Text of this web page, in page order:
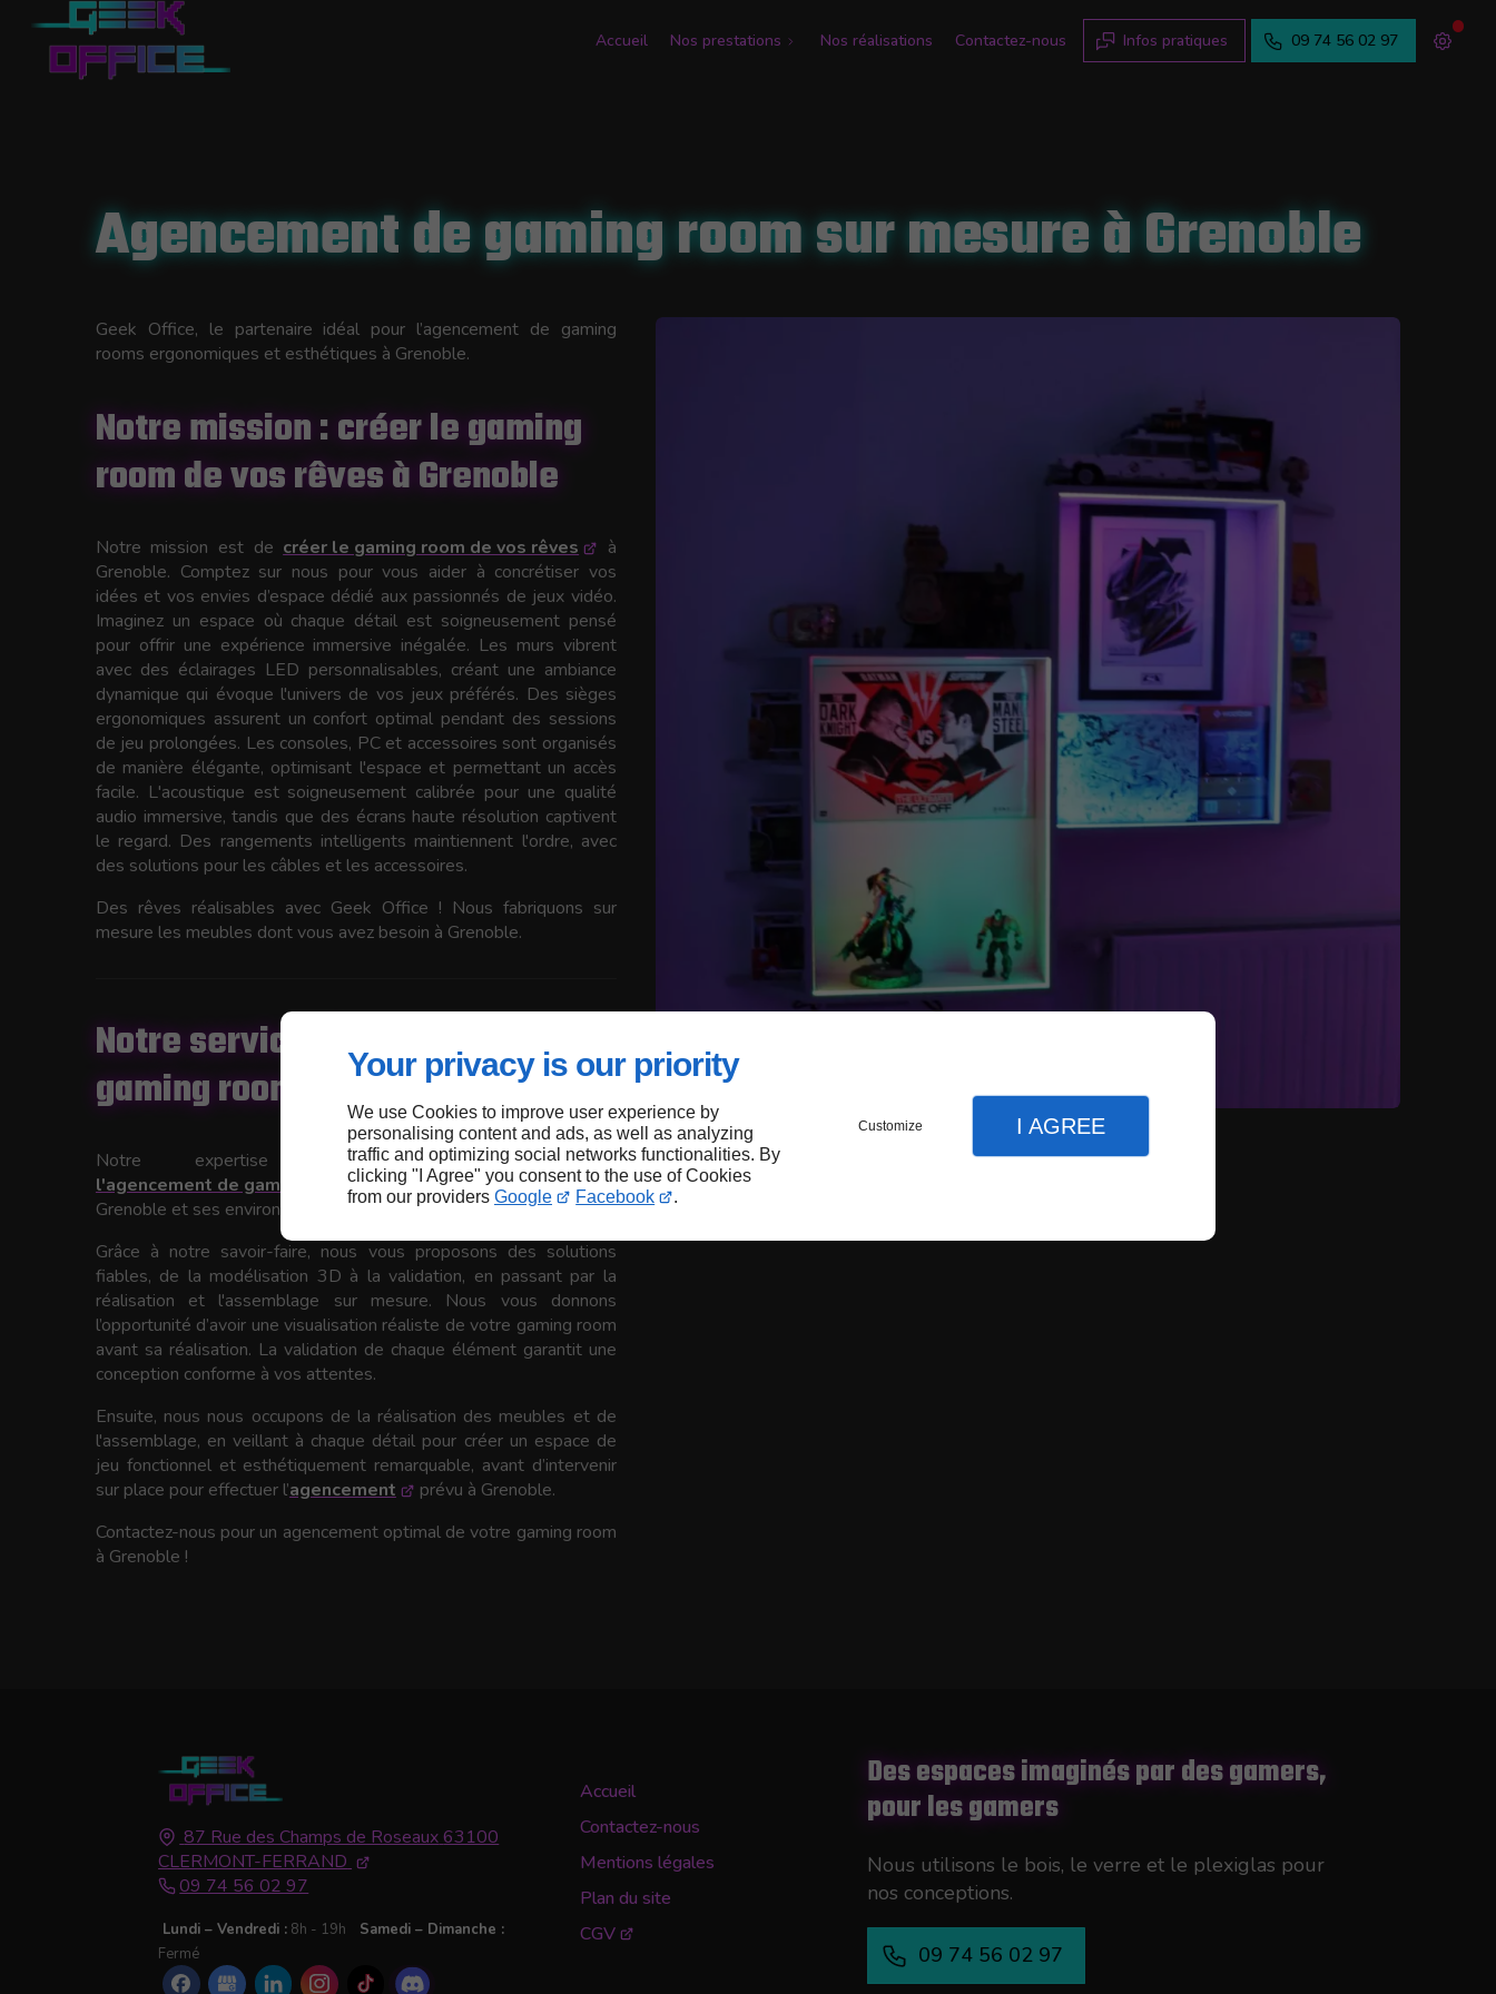
Your privacy is our priority
We use Cookies to improve user experience by
personalising content and ads, as well as analyzing
traffic and optimizing social networks functionalities. By
clicking "I Agree" you consent to the use of Cookies
from our providers Google Facebook .
Customize I AGREE
Accueil Nos prestations Nos réalisations Contactez-nous Infos pratiques 09 74 56 02 97
Agencement de gaming room sur mesure à Grenoble
Geek Office, le partenaire idéal pour l’agencement de gaming
rooms ergonomiques et esthétiques à Grenoble.
Notre mission : créer le gaming
room de vos rêves à Grenoble
Notre mission est de créer le gaming room de vos rêves
à
Grenoble. Comptez sur nous pour vous aider à concrétiser vos
idées et vos envies d’espace dédié aux passionnés de jeux vidéo.
Imaginez un espace où chaque détail est soigneusement pensé
pour offrir une expérience immersive inégalée. Les murs vibrent
avec des éclairages LED personnalisables, créant une ambiance
dynamique qui évoque l'univers de vos jeux préférés. Des sièges
ergonomiques assurent un confort optimal pendant des sessions
de jeu prolongées. Les consoles, PC et accessoires sont organisés
de manière élégante, optimisant l'espace et permettant un accès
facile. L'acoustique est soigneusement calibrée pour une qualité
audio immersive, tandis que des écrans haute résolution captivent
le regard. Des rangements intelligents maintiennent l'ordre, avec
des solutions pour les câbles et les accessoires.
Des rêves réalisables avec Geek Office ! Nous fabriquons sur
mesure les meubles dont vous avez besoin à Grenoble.
Notre service d’agencement de
gaming room à Grenoble
Notre expertise dans le domaine de
l'agencement de gaming rooms
fait notre renommée à
Grenoble et ses environs.
Grâce à notre savoir-faire, nous vous proposons des solutions
fiables, de la modélisation 3D à la validation, en passant par la
réalisation et l'assemblage sur mesure. Nous vous donnons
l’opportunité d’avoir une visualisation réaliste de votre gaming room
avant sa réalisation. La validation de chaque élément garantit une
conception conforme à vos attentes.
Ensuite, nous nous occupons de la réalisation des meubles et de
l'assemblage, en veillant à chaque détail pour créer un espace de
jeu fonctionnel et esthétiquement remarquable, avant d’intervenir
sur place pour effectuer l’agencement
prévu à Grenoble.
Contactez-nous pour un agencement optimal de votre gaming room
à Grenoble !
87 Rue des Champs de Roseaux 63100
CLERMONT-FERRAND
09 74 56 02 97
Lundi – Vendredi : 8h - 19h
Samedi – Dimanche :
Fermé
Accueil
Contactez-nous
Mentions légales
Plan du site
CGV
Des espaces imaginés par des gamers,
pour les gamers
Nous utilisons le bois, le verre et le plexiglas pour
nos conceptions.
09 74 56 02 97